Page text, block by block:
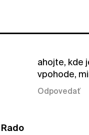
ahojte, kde
vpohode,
Odpovedať
Rado